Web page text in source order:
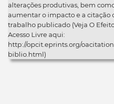
alterações produtivas, bem
aumentar o impacto e a citação
trabalho publicado (Veja O
Acesso Livre aqui:
http://opcit.eprints.org/
biblio.html)